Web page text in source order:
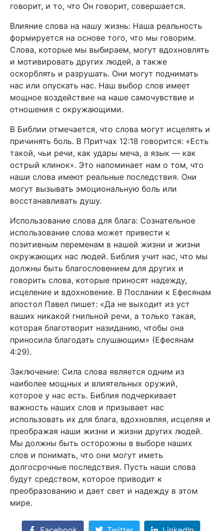
говорит, и то, что Он говорит, совершается.
Влияние слова на нашу жизнь: Наша реальность
формируется на основе того, что мы говорим.
Слова, которые мы выбираем, могут вдохновлять
и мотивировать других людей, а также
оскорблять и разрушать. Они могут поднимать
нас или опускать нас. Наш выбор слов имеет
мощное воздействие на наше самочувствие и
отношения с окружающими.
В Библии отмечается, что слова могут исцелять и
причинять боль. В Притчах 12:18 говорится: «Есть
такой, чьи речи, как удары меча, а язык — как
острый клинок». Это напоминает нам о том, что
наши слова имеют реальные последствия. Они
могут вызывать эмоциональную боль или
восстанавливать душу.
Использование слова для блага: Сознательное
использование слова может привести к
позитивным переменам в нашей жизни и жизни
окружающих нас людей. Библия учит нас, что мы
должны быть благословением для других и
говорить слова, которые приносят надежду,
исцеление и вдохновение. В Послании к Ефесянам
апостол Павел пишет: «Да не выходит из уст
ваших никакой гнильной речи, а только такая,
которая благотворит назиданию, чтобы она
приносила благодать слушающим» (Ефесянам
4:29).
Заключение: Сила слова является одним из
наиболее мощных и влиятельных оружий,
которое у нас есть. Библия подчеркивает
важность наших слов и призывает нас
использовать их для блага, вдохновляя, исцеляя и
преображая наши жизни и жизни других людей.
Мы должны быть осторожны в выборе наших
слов и понимать, что они могут иметь
долгосрочные последствия. Пусть наши слова
будут средством, которое приводит к
преобразованию и дает свет и надежду в этом
мире.